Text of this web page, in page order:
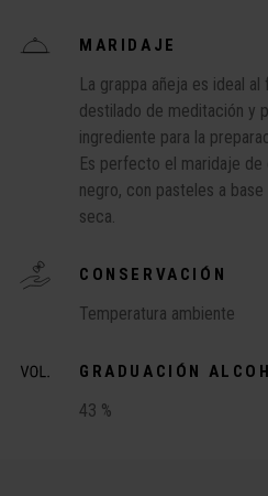
MARIDAJE
La grappa añeja es ideal
destilado de meditación y
ingrediente para la
Es perfecto el maridaje
negro, con pasteles a
seca.
CONSERVACIÓN
Temperatura ambiente
GRADUACIÓN
43 %